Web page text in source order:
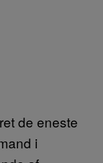
de eneste
i